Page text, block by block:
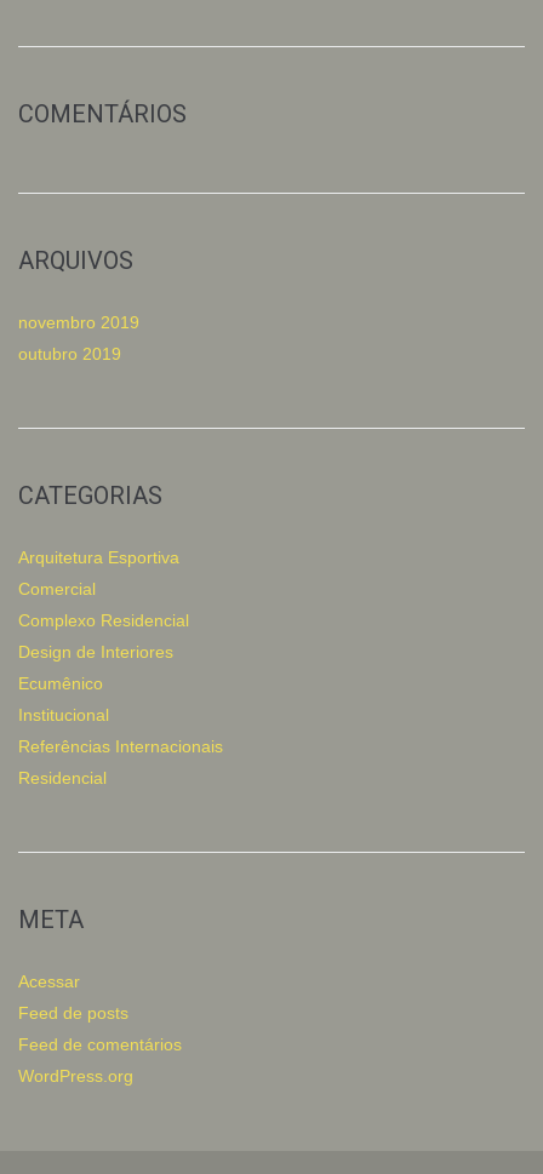
COMENTÁRIOS
ARQUIVOS
novembro 2019
outubro 2019
CATEGORIAS
Arquitetura Esportiva
Comercial
Complexo Residencial
Design de Interiores
Ecumênico
Institucional
Referências Internacionais
Residencial
META
Acessar
Feed de posts
Feed de comentários
WordPress.org